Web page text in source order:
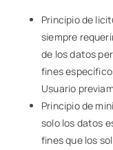
Principio de
siempre
de los datos
fines
Usuario
Principio de
solo los datos
fines que los